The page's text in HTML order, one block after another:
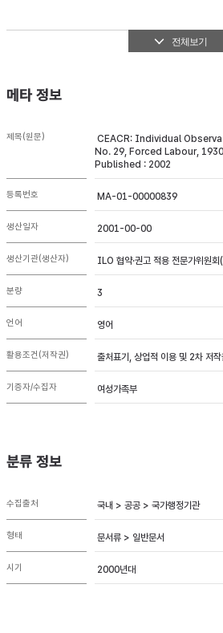
전체보기
메타 정보
제목(원문)
CEACR: Individual
No. 29, Forced Labour,
Published : 2002
등록번호 MA-01-00000839
생산일자 2001-00-00
생산기관(생산자) ILO 협약·권고 적용 전문가위원
분량 3
언어 영어
활용조건(저작권) 출처표기, 상업적 이용 및 2차 저
기증자/수집자 여성가족부
분류 정보
수집출처 국내 > 공공 > 국가행정기관
형태 문서류 > 일반문서
시기 2000년대